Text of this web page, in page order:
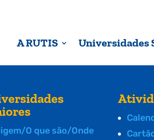
A RUTIS Universidades
O que são/Onde